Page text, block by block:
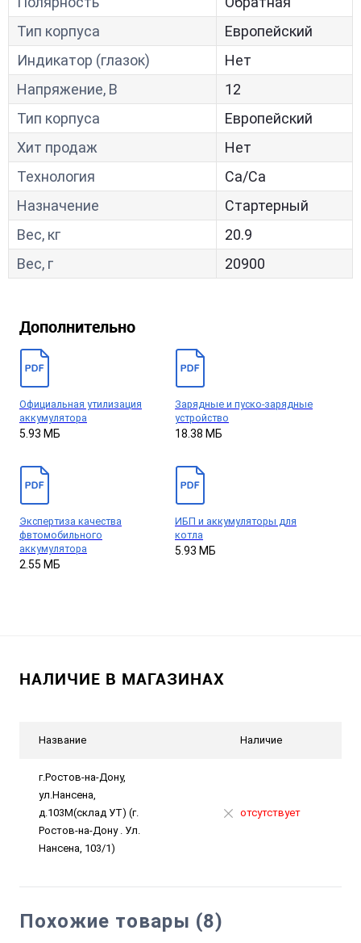
Тип корпуса
Европейский
Индикатор (глазок)
Нет
Напряжение, В
12
Тип корпуса
Европейский
Хит продаж
Нет
Технология
Са/Са
Назначение
Стартерный
Вес, кг
20.9
Вес, г
20900
Дополнительно
Официальная утилизация
аккумулятора
5.93 МБ
Зарядные и пуско-зарядные
устройство
18.38 МБ
Экспертиза качества
фвтомобильного
аккумулятора
2.55 МБ
ИБП и аккумуляторы для
котла
5.93 МБ
НАЛИЧИЕ В МАГАЗИНАХ
Название Наличие
г.Ростов-на-Дону,
ул.Нансена,
д.103М(склад УТ) (г.
Ростов-на-Дону . Ул.
Нансена, 103/1)
отсутствует
Похожие товары (8)